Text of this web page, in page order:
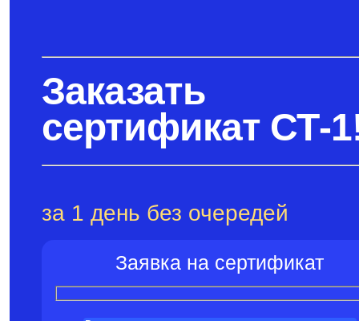
Заказать
сертификат СТ-
за 1 день без очередей
Заявка на сертификат